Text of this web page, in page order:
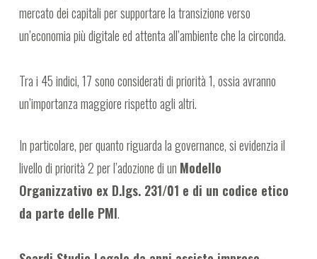
mercato dei capitali per supportare la transizione verso
un’economia più digitale ed attenta all’ambiente che la circonda.
Tra i 45 indici, 17 sono considerati di priorità 1, ossia avranno
un’importanza maggiore rispetto agli altri.
In particolare, per quanto riguarda la governance, si evidenzia il
livello di priorità 2 per l’adozione di un Modello
Organizzativo ex D.lgs. 231/01 e di un codice etico
da parte delle PMI.